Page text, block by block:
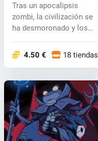
Tras un apocalipsis
zombi, la civilización se
ha desmoronado y los
4.50 € 18 tiendas